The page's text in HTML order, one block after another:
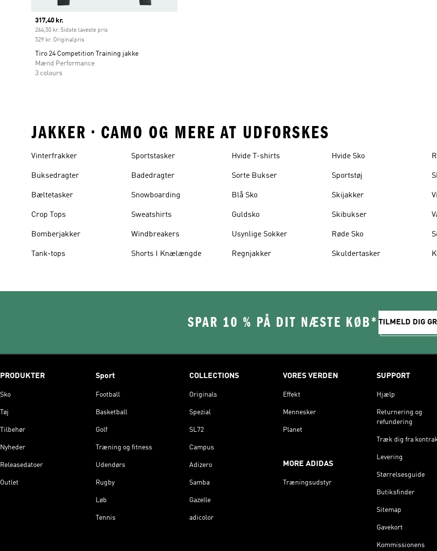
Current price
317,40 kr.
264,50 kr. Sidste laveste pris
529 kr. Originalpris
Tiro 24 Competition Training jakke
Mænd Performance
3 colours
JAKKER • CAMO OG MERE AT UDFORSKES
Vinterfrakker
Buksedragter
Bæltetasker
Crop Tops
Bomberjakker
Tank-tops
Sportstasker
Badedragter
Snowboarding
Sweatshirts
Windbreakers
Shorts I Knælængde
Hvide T-shirts
Sorte Bukser
Blå Sko
Guldsko
Usynlige Sokker
Regnjakker
Hvide Sko
Sportstøj
Skijakker
Skibukser
Røde Sko
Skuldertasker
SPAR 10 % PÅ DIT NÆSTE KØB* TILMELD DIG
PRODUKTER
Sko
Tøj
Tilbehør
Nyheder
Releasedatoer
Outlet
Sport
Football
Basketball
Golf
Træning og fitness
Udendørs
Rugby
Løb
Tennis
COLLECTIONS
Originals
Spezial
SL72
Campus
Adizero
Samba
Gazelle
adicolor
VORES VERDEN
Effekt
Mennesker
Planet
MORE ADIDAS
Træningsudstyr
SUPPORT
Hjælp
Returnering og
refundering
Træk dig fra
Levering
Størrelsesguide
Butiksfinder
Sitemap
Gavekort
Kommissionens